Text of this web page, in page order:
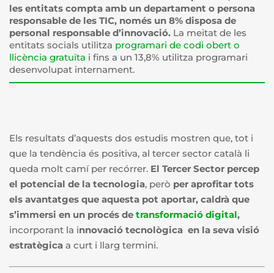
les entitats compta amb un departament o persona
responsable de les TIC, només un 8% disposa de
personal responsable d’innovació. La meitat de les
entitats socials utilitza programari de codi obert o
llicència gratuïta i fins a un 13,8% utilitza programari
desenvolupat internament.
Els resultats d’aquests dos estudis mostren que, tot i
que la tendència és positiva, al tercer sector català li
queda molt camí per recórrer. El Tercer Sector percep
el potencial de la tecnologia, però per aprofitar tots
els avantatges que aquesta pot aportar, caldrà que
s’immersi en un procés de transformació digital,
incorporant la innovació tecnològica en la seva visió
estratègica a curt i llarg termini.